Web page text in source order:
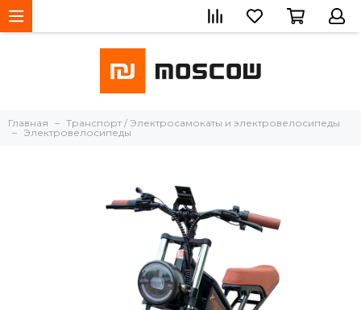
Главная
Транспорт / Электросамокаты и электровелосипеды
Электровелосипеды